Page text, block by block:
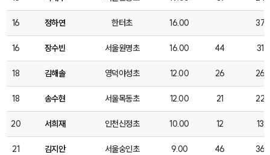
16 정하연 한터초 16.00 37
16 장수빈 서울원명초 16.00 44 31
18 김해솔 영덕야성초 12.00 26 26
18 송수현 서울목동초 12.00 21 22
20 서희재 인천신정초 10.00 12 13
21 김지안 서울숭인초 9.00 46 36